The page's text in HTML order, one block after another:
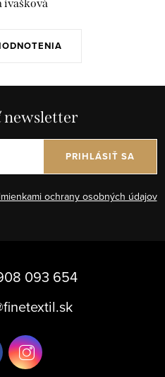
ivašková
newsletter
ochrany osobných údajov
PRIHLÁSIŤ SA
093 654
finetextil.sk